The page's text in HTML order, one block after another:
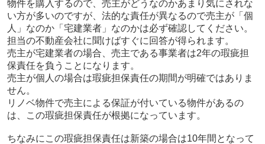
物件を購入するので、売主がどうなのかあまり気にされな
い方が多いのですが、法的な責任が異なるので売主が「個
人」なのか「宅建業者」なのかは必ず確認してください。
担当の不動産会社に聞けばすぐに回答が得られます。
売主が宅建業者の場合、売主である事業者は2年の瑕疵担
保責任を負うことになります。
売主が個人の場合は瑕疵担保責任の期間が明確ではありま
せん。
リノベ物件で売主による保証が付いている物件があるの
は、この瑕疵担保責任が根拠になっています。
ちなみにこの瑕疵担保責任は新築の場合は10年間となって